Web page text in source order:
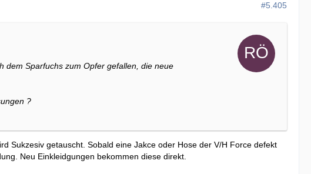
#5.405
dem Sparfuchs zum Opfer gefallen, die neue
?
Sukzesiv getauscht. Sobald eine Jakce oder Hose der V/H Force defekt
Neu Einkleidgungen bekommen diese direkt.